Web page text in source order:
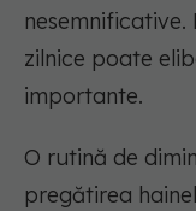
zilnice poate
importante.
O rutină de
pregătirea